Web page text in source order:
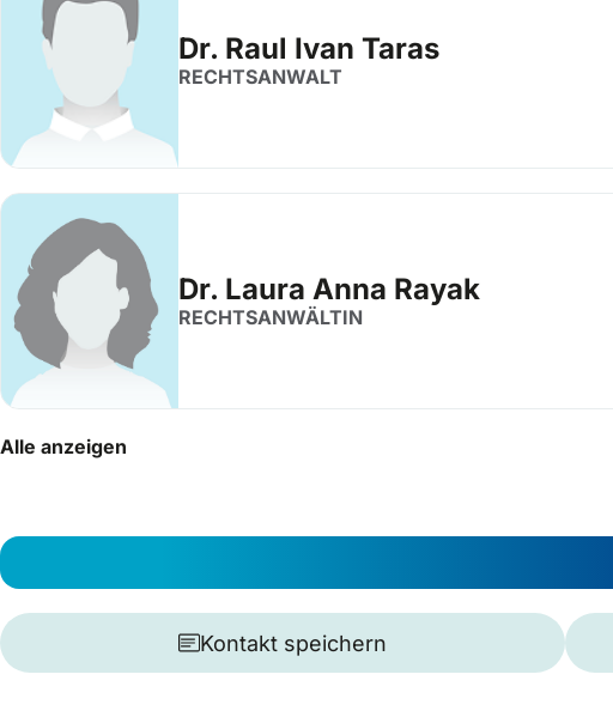
Dr. Raul Ivan Taras
RECHTSANWALT
Dr. Laura Anna Rayak
RECHTSANWÄLTIN
Alle anzeigen
Kontakt speichern